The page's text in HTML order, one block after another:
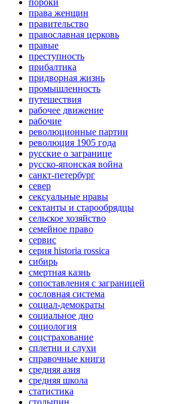
пороки
права женщин
правительство
православная церковь
правые
преступность
прибалтика
придворная жизнь
промышленность
путешествия
рабочее движение
рабочие
революционные партии
революция 1905 года
русские о загранице
русско-японская война
санкт-петербург
север
сексуальные нравы
сектанты и старообрядцы
сельское хозяйство
семейное право
сервис
серия historia rossica
сибирь
смертная казнь
сопоставления с заграницей
сословная система
социал-демократы
социальное дно
социология
соцстрахование
сплетни и слухи
справочные книги
средняя азия
средняя школа
статистика